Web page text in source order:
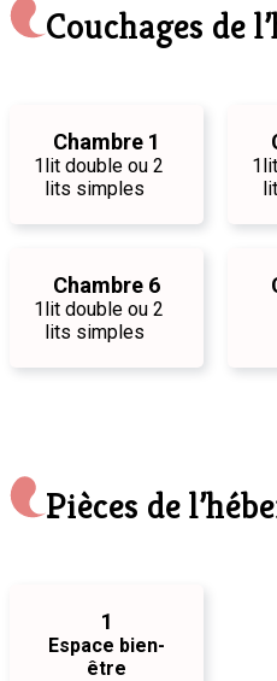
Couchages de
Chambre 1
1lit double ou 2
lits simples
1
Chambre 6
1lit double ou 2
lits simples
Pièces de
1
Espace bien-
être